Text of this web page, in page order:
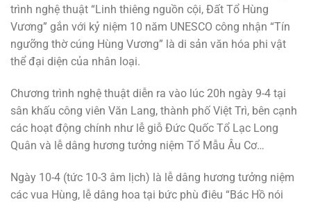
trình nghệ thuật “Linh thiêng nguồn cội, Đất Tổ Hùng
Vương” gắn với kỷ niệm 10 năm UNESCO công nhận “Tín
ngưỡng thờ cúng Hùng Vương” là di sản văn hóa phi vật
thể đại diện của nhân loại.
Chương trình nghệ thuật diễn ra vào lúc 20h ngày 9-4 tại
sân khấu công viên Văn Lang, thành phố Việt Trì, bên cạnh
các hoạt động chính như lễ giỗ Đức Quốc Tổ Lạc Long
Quân và lễ dâng hương tưởng niệm Tổ Mẫu Âu Cơ…
Ngày 10-4 (tức 10-3 âm lịch) là lễ dâng hương tưởng niệm
các vua Hùng, lễ dâng hoa tại bức phù điêu “Bác Hồ nói